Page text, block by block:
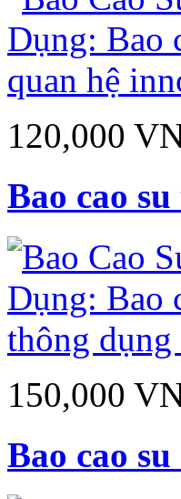
120,000
Bao cao
150,000
Bao cao